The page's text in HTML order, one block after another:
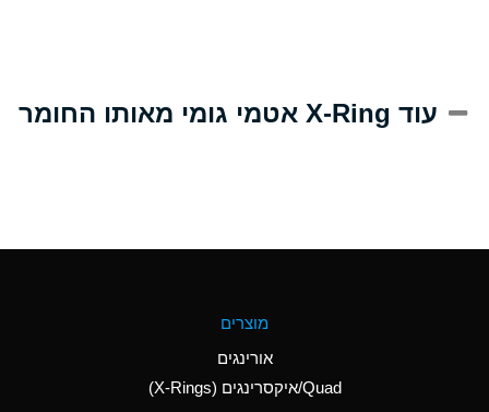
(Aqueous)
Aluminum Nitrate
(Aqueous)
עוד X-Ring אטמי גומי מאותו החומר
מוצרים
אורינגים
Quad/איקסרינגים (X-Rings)